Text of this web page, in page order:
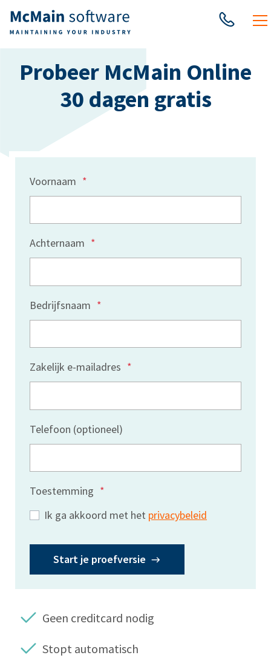
Probeer McMain Online
30 dagen gratis
Voornaam *
Achternaam *
Bedrijfsnaam *
Zakelijk e-mailadres *
Telefoon (optioneel)
Toestemming *
Ik ga akkoord met het privacybeleid
Start je proefversie
Geen creditcard nodig
Stopt automatisch